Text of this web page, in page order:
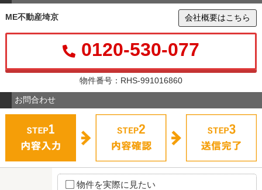
ME不動産埼京 会社概要はこちら
0120-530-077
物件番号：RHS-991016860
お問合わせ
物件を実際に見たい